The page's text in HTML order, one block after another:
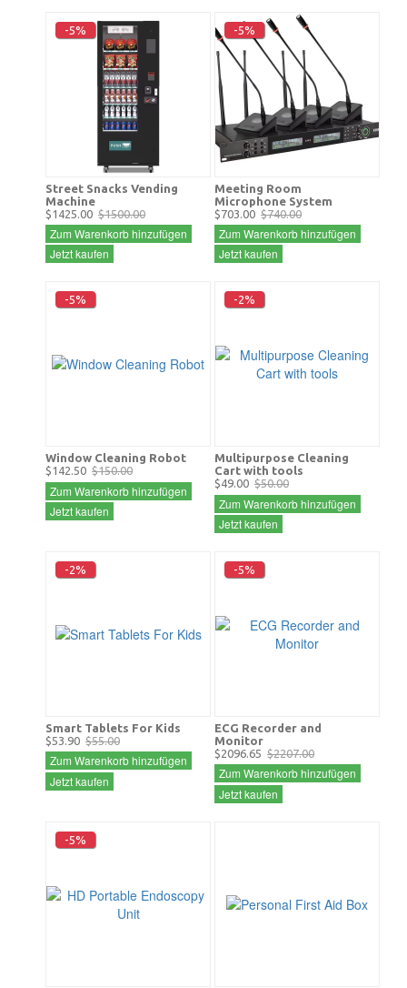
-5%
Street Snacks Vending
Machine
$1425.00 $1500.00
Zum Warenkorb hinzufügen
Jetzt kaufen
-5%
Meeting Room
Microphone System
$703.00 $740.00
Zum Warenkorb hinzufügen
Jetzt kaufen
-5%
Window Cleaning Robot
$142.50 $150.00
Zum Warenkorb hinzufügen
Jetzt kaufen
-2%
Multipurpose Cleaning
Cart with tools
$49.00 $50.00
Zum Warenkorb hinzufügen
Jetzt kaufen
-2%
Smart Tablets For Kids
$53.90 $55.00
Zum Warenkorb hinzufügen
Jetzt kaufen
-5%
ECG Recorder and
Monitor
$2096.65 $2207.00
Zum Warenkorb hinzufügen
Jetzt kaufen
-5%